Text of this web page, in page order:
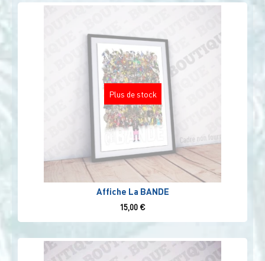
Plus de stock
Affiche La BANDE
15,00 €